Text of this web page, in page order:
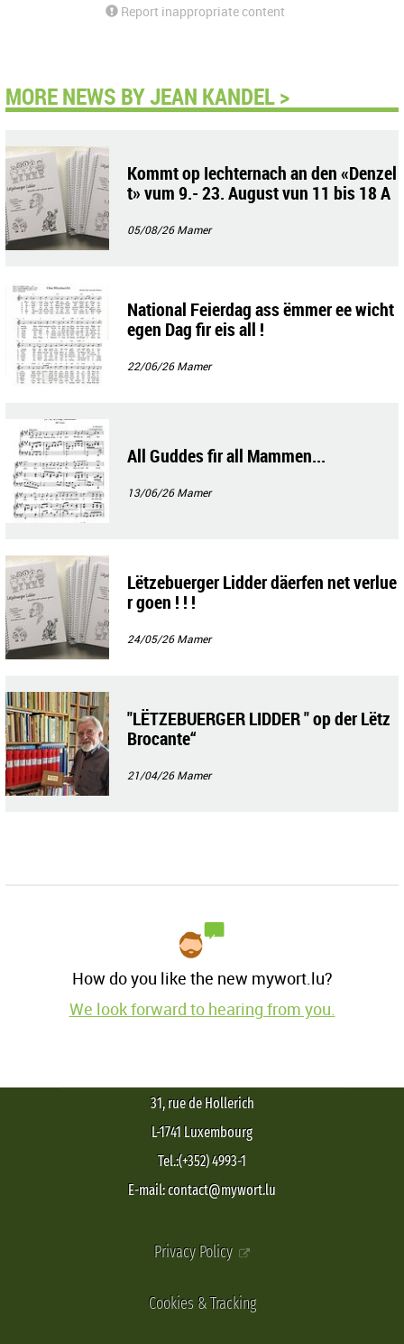
Report inappropriate content
MORE NEWS BY JEAN KANDEL >
Kommt op Iechternach an den «Denzel
t» vum 9.- 23. August vun 11 bis 18 A
05/08/26Mamer
National Feierdag ass ëmmer ee wicht
egen Dag fir eis all !
22/06/26Mamer
All Guddes fir all Mammen...
13/06/26Mamer
Lëtzebuerger Lidder däerfen net verlue
r goen ! ! !
24/05/26Mamer
"LËTZEBUERGER LIDDER " op der Lëtz
Brocante“
21/04/26Mamer
How do you like the new mywort.lu?
We look forward to hearing from you.
31, rue de Hollerich
L-1741 Luxembourg
Tel.:(+352) 4993-1
E-mail: contact@mywort.lu
Privacy Policy
Cookies & Tracking